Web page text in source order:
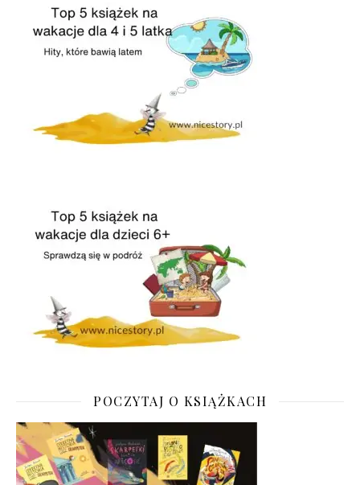
POCZYTAJ O KSIĄŻKACH